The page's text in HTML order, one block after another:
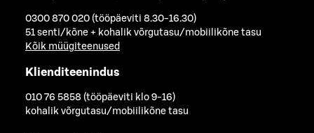
0300 870 020 (tööpäeviti 8.30-16.30)
51 senti/kõne + kohalik võrgutasu/mobiilikõne tasu
Kõik müügiteenused
Klienditeenindus
010 76 5858 (tööpäeviti klo 9-16)
kohalik võrgutasu/mobiilikõne tasu